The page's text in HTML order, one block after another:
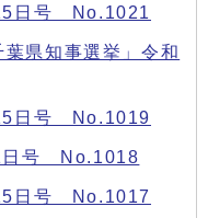
日号 No.1021
県知事選挙」令和
日号 No.1019
日号 No.1018
日号 No.1017